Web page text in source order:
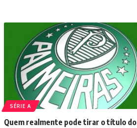
SÉRIE A
Quem realmente pode tirar o título do